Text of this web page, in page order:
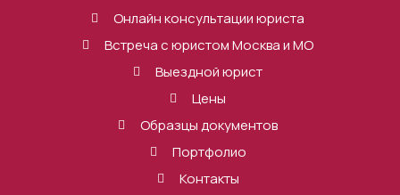
Онлайн консультации юриста
Встреча с юристом Москва и МО
Выездной юрист
Цены
Образцы документов
Портфолио
Контакты